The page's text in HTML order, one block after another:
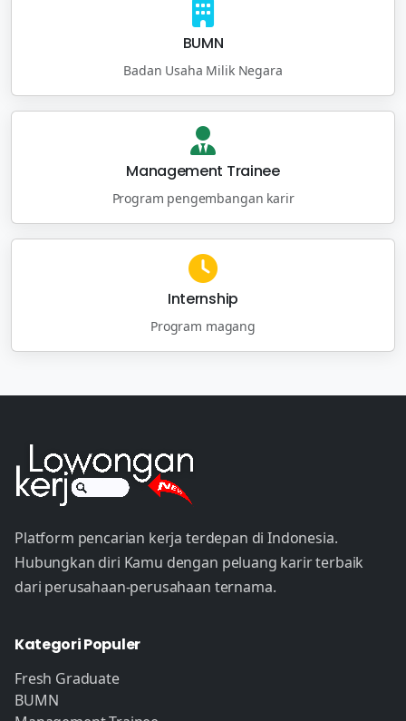
BUMN
Badan Usaha Milik Negara
Management Trainee
Program pengembangan karir
Internship
Program magang
Platform pencarian kerja terdepan di Indonesia.
Hubungkan diri Kamu dengan peluang karir terbaik
dari perusahaan-perusahaan ternama.
Kategori Populer
Fresh Graduate
BUMN